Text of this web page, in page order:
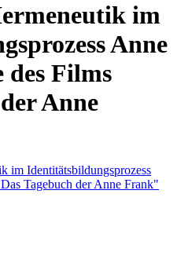
im
Anne
des Films
Anne